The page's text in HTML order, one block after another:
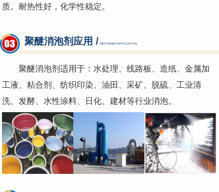
质。耐热性好，化学性稳定。
聚醚消泡剂应用 / DEFOAMER APPLICATION
聚醚消泡剂适用于：水处理、线路板、造纸、金属加
工液、粘合剂、纺织印染、油田、采矿、脱硫、工业清
洗、发酵、水性涂料、日化、建材等行业消泡。